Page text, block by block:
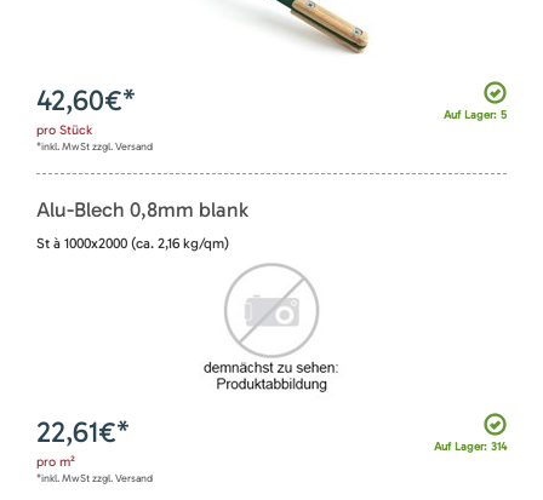
Auf Lager: 5
42,60€*
pro Stück
*inkl. MwSt zzgl. Versand
Alu-Blech 0,8mm blank
St à 1000x2000 (ca. 2,16 kg/qm)
Auf Lager: 314
22,61€*
pro m²
*inkl. MwSt zzgl. Versand